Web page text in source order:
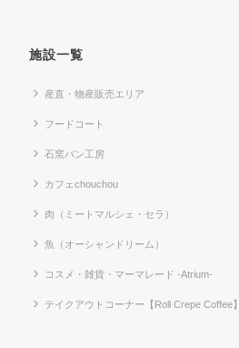
施設一覧
産直・物産販売エリア
フードコート
石窯パン工房
カフェchouchou
肉（ミートマルシェ・セラ）
魚（オーシャンドリーム）
コスメ・雑貨・マーマレード -Atrium-
テイクアウトコーナー【Roll Crepe Coffee】